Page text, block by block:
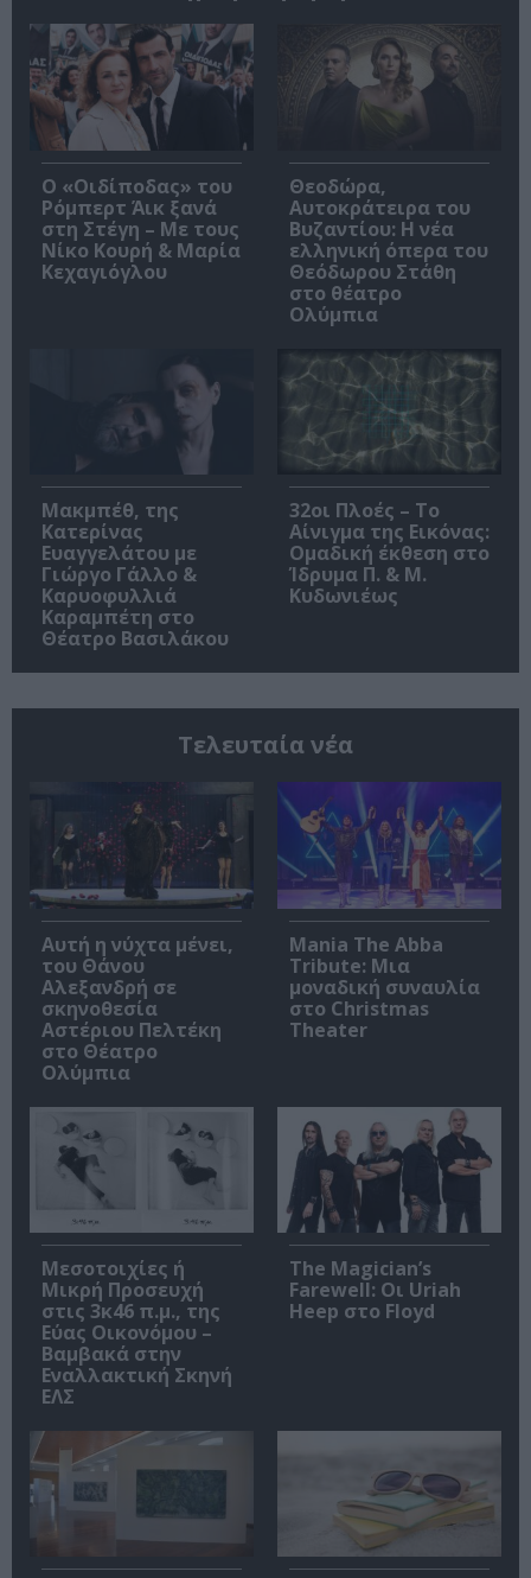
O «Οιδίποδας» του
Ρόμπερτ Άικ ξανά
στη Στέγη – Με τους
Νίκο Κουρή & Μαρία
Κεχαγιόγλου
Θεοδώρα,
Αυτοκράτειρα του
Βυζαντίου: Η νέα
ελληνική όπερα του
Θεόδωρου Στάθη
στο θέατρο
Ολύμπια
Μακμπέθ, της
Κατερίνας
Ευαγγελάτου με
Γιώργο Γάλλο &
Καρυοφυλλιά
Καραμπέτη στο
Θέατρο Βασιλάκου
32οι Πλοές – Το
Αίνιγμα της Εικόνας:
Ομαδική έκθεση στο
Ίδρυμα Π. & Μ.
Κυδωνιέως
Τελευταία νέα
Αυτή η νύχτα μένει,
του Θάνου
Αλεξανδρή σε
σκηνοθεσία
Αστέριου Πελτέκη
στο Θέατρο
Ολύμπια
Mania The Abba
Tribute: Μια
μοναδική συναυλία
στο Christmas
Theater
Μεσοτοιχίες ή
Μικρή Προσευχή
στις 3κ46 π.μ., της
Εύας Οικονόμου –
Βαμβακά στην
Εναλλακτική Σκηνή
ΕΛΣ
The Magician’s
Farewell: Οι Uriah
Heep στο Floyd